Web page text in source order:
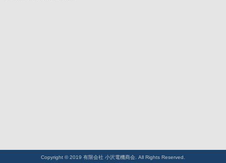
Copyright © 2019 有限会社 小沢電機商会. All Rights Reserved.